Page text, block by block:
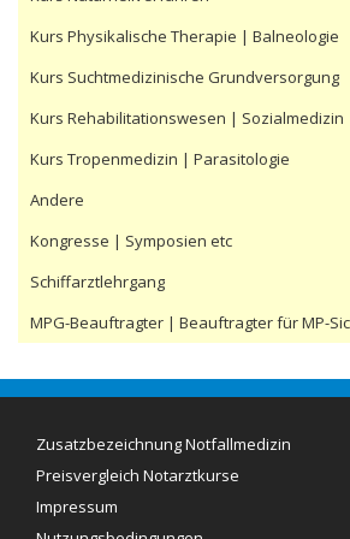
Kurs Physikalische Therapie | Balneologie
Kurs Suchtmedizinische Grundversorgung
Kurs Rehabilitationswesen | Sozialmedizin
Kurs Tropenmedizin | Parasitologie
Andere
Kongresse | Symposien etc
Schiffarztlehrgang
MPG-Beauftragter | Beauftragter für MP-
Zusatzbezeichnung Notfallmedizin
Preisvergleich Notarztkurse
Aktuelle Preise (08/2016):
Impressum